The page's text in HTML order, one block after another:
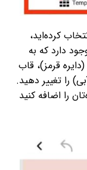
کرده‌­اید،
دارد که به
قرمز)، قاب
را تغییر دهید.
را اضافه کنید